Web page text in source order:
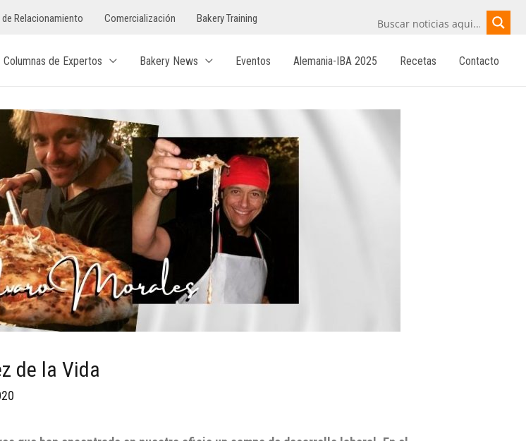
Relacionamiento Comercialización Bakery Training
Columnas de Expertos Bakery News Eventos Alemania-IBA 2025 Recetas Contacto
de la Vida